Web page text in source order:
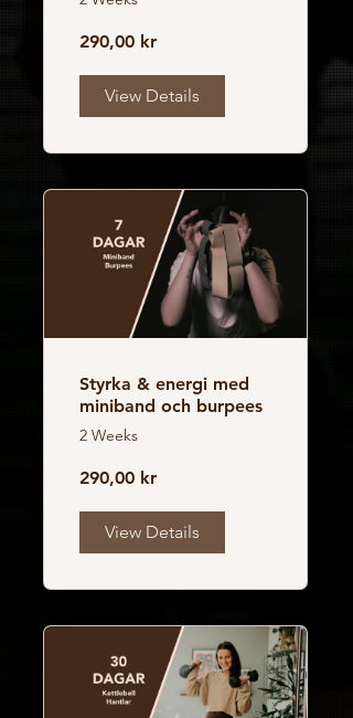
290,00 kr
View Details
Styrka & energi med
miniband och burpees
2 Weeks
290,00 kr
View Details